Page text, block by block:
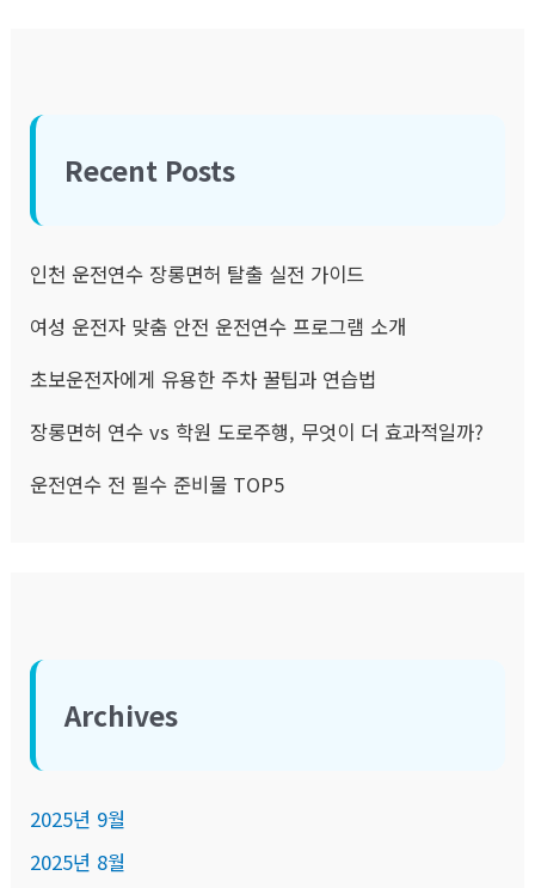
Recent Posts
인천 운전연수 장롱면허 탈출 실전 가이드
여성 운전자 맞춤 안전 운전연수 프로그램 소개
초보운전자에게 유용한 주차 꿀팁과 연습법
장롱면허 연수 vs 학원 도로주행, 무엇이 더 효과적일까?
운전연수 전 필수 준비물 TOP5
Archives
2025년 9월
2025년 8월